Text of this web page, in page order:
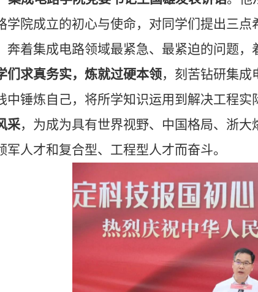
学院成立的初心与使命，对同学们提出三点
奔着集成电路领域最紧急、最紧迫的问题，
们求真务实，炼就过硬本领，刻苦钻研集成
中锤炼自己，将所学知识运用到解决工程实
采，为成为具有世界视野、中国格局、浙
军人才和复合型、工程型人才而奋斗。